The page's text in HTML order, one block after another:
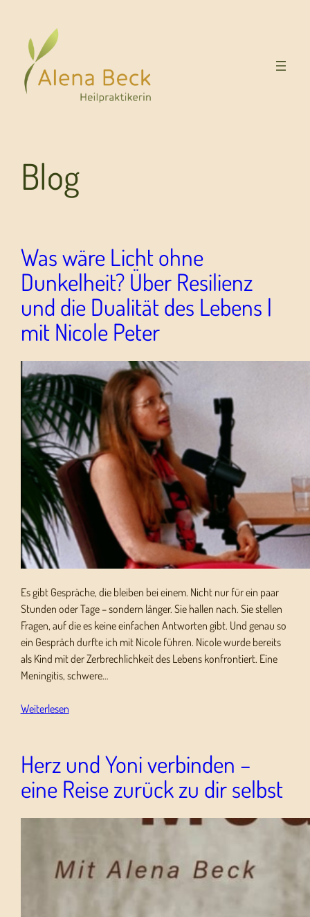
Blog
Was wäre Licht ohne
Dunkelheit? Über Resilienz
und die Dualität des Lebens |
mit Nicole Peter
Es gibt Gespräche, die bleiben bei einem. Nicht nur für ein paar
Stunden oder Tage – sondern länger. Sie hallen nach. Sie stellen
Fragen, auf die es keine einfachen Antworten gibt. Und genau so
ein Gespräch durfte ich mit Nicole führen. Nicole wurde bereits
als Kind mit der Zerbrechlichkeit des Lebens konfrontiert. Eine
Meningitis, schwere…
Weiterlesen
Herz und Yoni verbinden –
eine Reise zurück zu dir selbst